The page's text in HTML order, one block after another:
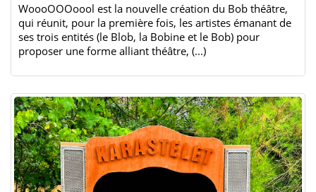
WoooOOOoool est la nouvelle création du Bob théâtre,
qui réunit, pour la première fois, les artistes émanant de
ses trois entités (le Blob, la Bobine et le Bob) pour
proposer une forme alliant théâtre, (...)